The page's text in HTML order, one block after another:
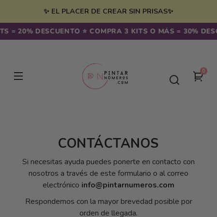
✨ EL PLACER DE CREAR SIN PRISAS✨
= 20% DESCUENTO ⭐️ COMPRA 3 KITS O MÁS = 30%
Tu
00
CONTÁCTANOS
Si necesitas ayuda puedes ponerte en contacto con
nosotros a través de este formulario o al correo
electrónico info@pintarnumeros.com
Respondemos con la mayor brevedad posible por
orden de llegada.